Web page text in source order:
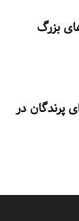
بزرگ
پرندگان در